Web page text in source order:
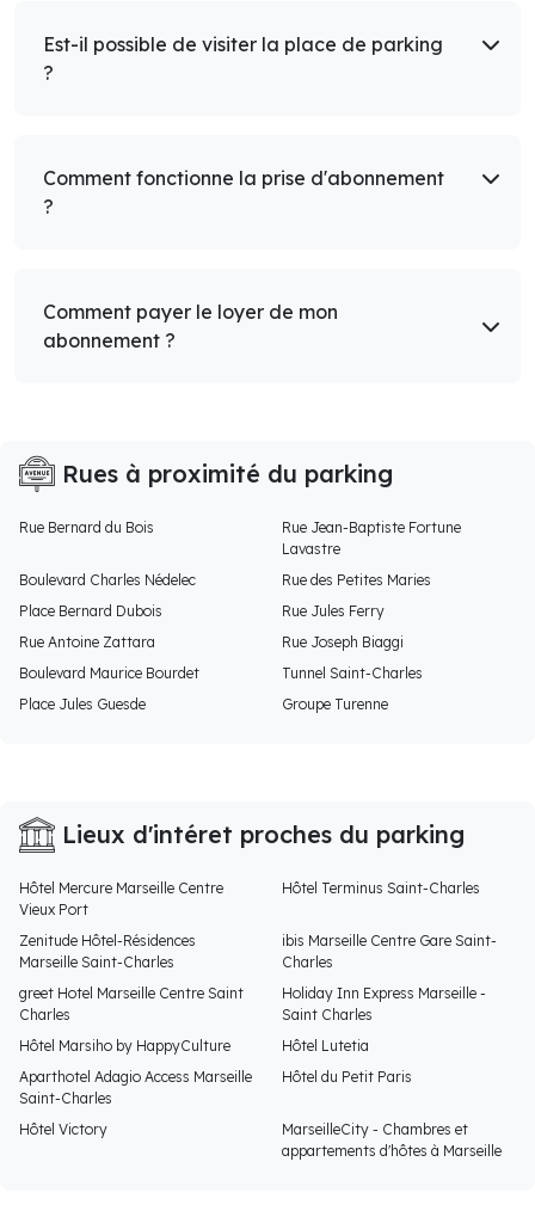
Est-il possible de visiter la place de parking
?
Comment fonctionne la prise d'abonnement
?
Comment payer le loyer de mon
abonnement ?
Rues à proximité du parking
Rue Bernard du Bois
Rue Jean-Baptiste Fortune
Lavastre
Boulevard Charles Nédelec
Rue des Petites Maries
Place Bernard Dubois
Rue Jules Ferry
Rue Antoine Zattara
Rue Joseph Biaggi
Boulevard Maurice Bourdet
Tunnel Saint-Charles
Place Jules Guesde
Groupe Turenne
Lieux d'intéret proches du parking
Hôtel Mercure Marseille Centre
Vieux Port
Hôtel Terminus Saint-Charles
Zenitude Hôtel-Résidences
Marseille Saint-Charles
ibis Marseille Centre Gare Saint-
Charles
greet Hotel Marseille Centre Saint
Charles
Holiday Inn Express Marseille -
Saint Charles
Hôtel Marsiho by HappyCulture
Hôtel Lutetia
Aparthotel Adagio Access Marseille
Saint-Charles
Hôtel du Petit Paris
Hôtel Victory
MarseilleCity - Chambres et
appartements d'hôtes à Marseille